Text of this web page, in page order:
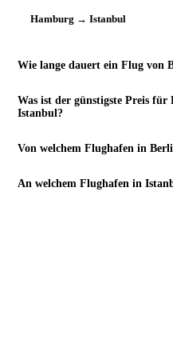
Hamburg → Istanbul
Wie lange dauert ein Flug von
Was ist der günstigste Preis für
Istanbul?
Von welchem Flughafen in
An welchem Flughafen in